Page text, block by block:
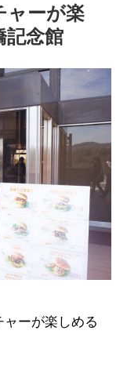
ャーが楽
記念館
ーが楽しめる